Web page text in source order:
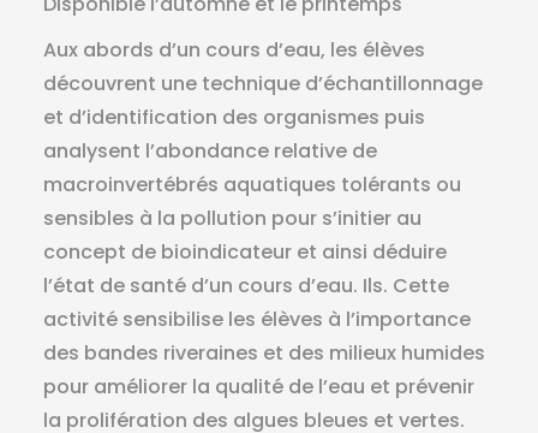
Aux abords d’un cours d’eau, les élèves
découvrent une technique d’échantillonnage
et d’identification des organismes puis
analysent l’abondance relative de
macroinvertébrés aquatiques tolérants ou
sensibles à la pollution pour s’initier au
concept de bioindicateur et ainsi déduire
l’état de santé d’un cours d’eau. Ils. Cette
activité sensibilise les élèves à l’importance
des bandes riveraines et des milieux humides
pour améliorer la qualité de l’eau et prévenir
la prolifération des algues bleues et vertes.